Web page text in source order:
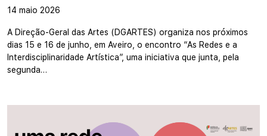
14 maio 2026
A Direção-Geral das Artes (DGARTES) organiza nos próximos
dias 15 e 16 de junho, em Aveiro, o encontro “As Redes e a
Interdisciplinaridade Artística”, uma iniciativa que junta, pela
segunda…